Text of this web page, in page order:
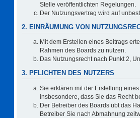
Stelle veröffentlichten Regelungen.
Der Nutzungsvertrag wird auf
2. EINRÄUMUNG VON
Mit dem Erstellen eines Beitrags
Rahmen des Boards zu nutzen.
Das Nutzungsrecht nach Punkt 2,
3. PFLICHTEN DES NUTZERS
Sie erklären mit der Erstellung
insbesondere, dass Sie das Recht
Der Betreiber des Boards übt das
Betreiber Sie nach Abmahnung